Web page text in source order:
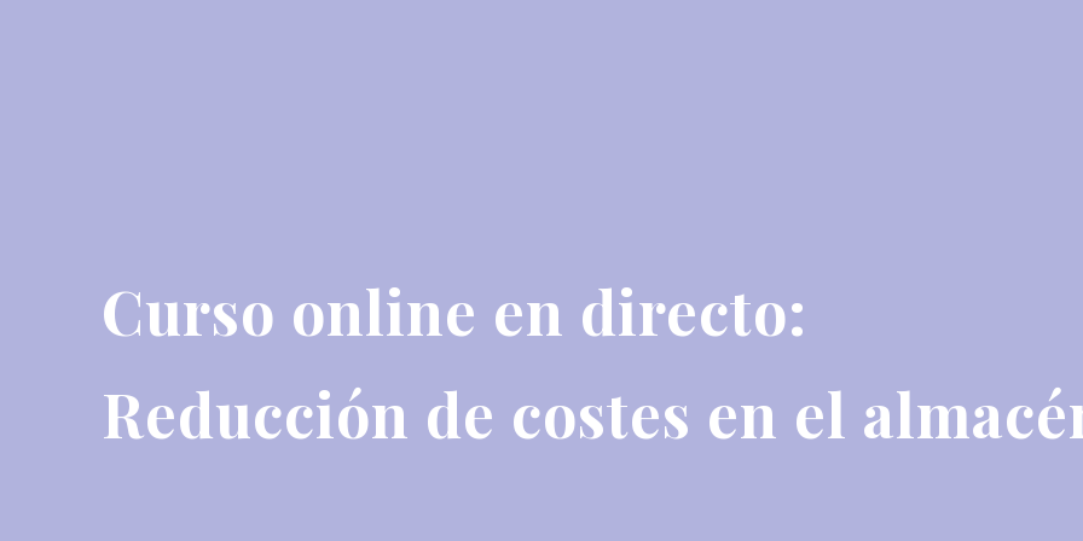
Curso online en directo:
Reducción de costes en el